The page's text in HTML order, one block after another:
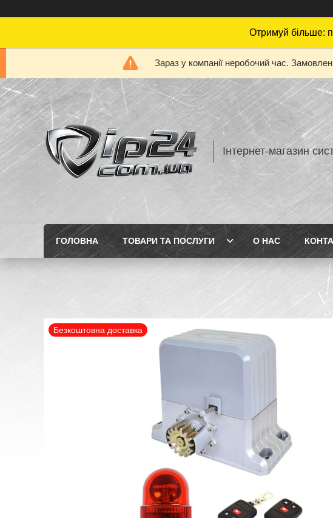
Отримуй більше:
Зараз у компанії неробочий час.
Інтернет-магазин
ГОЛОВНА ТОВАРИ ТА ПОСЛУГИ О НАС
Безкоштовна доставка